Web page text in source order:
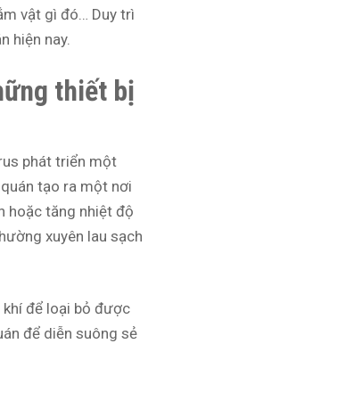
vật gì đó… Duy trì
hiện nay.
thiết bị
phát triển một
tạo ra một nơi
hoặc tăng nhiệt độ
xuyên lau sạch
khí để loại bỏ được
để diễn suông sẻ